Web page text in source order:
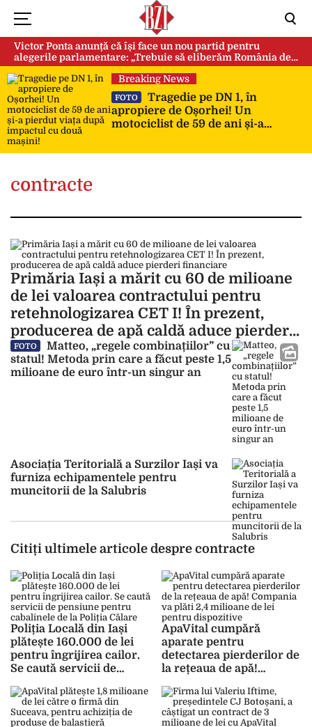
Victor Ponta anunță că își face un nou partid pentru
alegerile parlamentare: „Trebuie să eliberăm România de
această sectă globalistă”
Breaking News
FOTO
Tragedie pe DN 1, în
apropiere de Oșorhei! Un
motociclist de 59 de ani și-a
două mașini!
contracte
Primăria Iași a mărit cu 60 de milioane
de lei valoarea contractului pentru
retehnologizarea CET I! În prezent,
producerea de apă caldă aduce pierderi
financiare
FOTO
Matteo, „regele combinațiilor” cu
statul! Metoda prin care a făcut peste 1,5
milioane de euro într-un singur an
Asociația Teritorială a Surzilor Iași va
furniza echipamentele pentru
muncitorii de la Salubris
Citiți ultimele articole despre contracte
Poliția Locală din Iași
plătește 160.000 de lei
pentru îngrijirea cailor.
Se caută servicii de
cabalinele de la Poliția
Călare
ApaVital cumpără
aparate pentru
detectarea pierderilor de
la rețeaua de apă!
milioane de lei pentru
dispozitive